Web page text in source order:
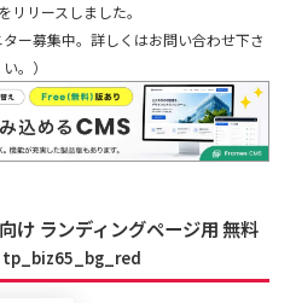
リリースしました。
ー募集中。詳しくはお問い合わせ下さ
い。）
け ランディングページ用 無料
tp_biz65_bg_red